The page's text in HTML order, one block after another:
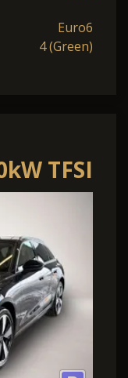
Euro6
4 (Green)
TFSI